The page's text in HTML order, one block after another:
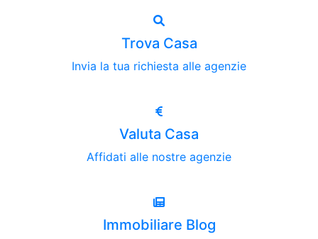
Trova Casa
Invia la tua richiesta alle agenzie
Valuta Casa
Affidati alle nostre agenzie
Immobiliare Blog